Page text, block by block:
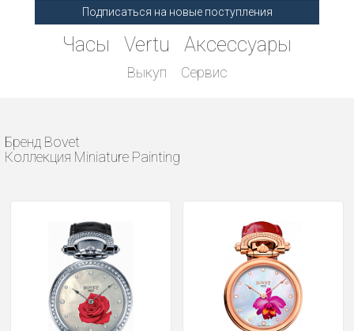
Подписаться на новые поступления
Часы Vertu Аксессуары
Выкуп Сервис
Бренд Bovet
Коллекция Miniature Painting